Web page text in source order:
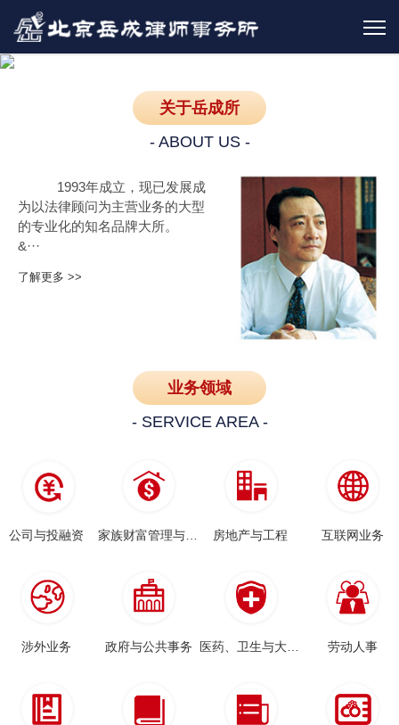
关于岳成所
- ABOUT US -
1993年成立，现已发展成
为以法律顾问为主营业务的大型
的专业化的知名品牌大所。
&···
了解更多 >>
业务领域
- SERVICE AREA -
公司与投融资 家族财富管理与传承 房地产与工程 互联网业务
涉外业务 政府与公共事务 劳动人事